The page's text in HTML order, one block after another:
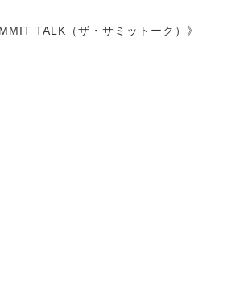
TALK（ザ・サミットーク）》